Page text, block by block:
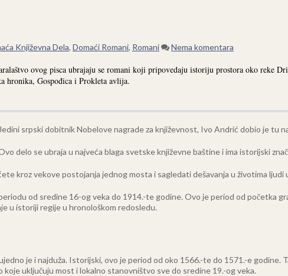
Književna Dela, Domaći Romani, Romani Nema komentara
ovog pisca ubrajaju se romani koji pripovedaju istoriju prostora oko reke
hronika, Gospođica i Prokleta avlija.
Jedini srpski dobitnik Nobelove nagrade za književnost, Ivo Andrić dobio je tu
delo se ubraja u najveća blaga svetske književne baštine i ima istorijski
kroz vekove postojanja jednog mosta i sagledati dešavanja u životima ljudi
od sredine 16-og veka do 1914.-te godine. Ovo je period od početka
u istoriji regije u hronološkom redosledu.
je i najduža. Istorijski, ovo je period od oko 1566.-te do 1571.-e
koje uključuju most i lokalno stanovništvo sve do sredine 19.-og veka.